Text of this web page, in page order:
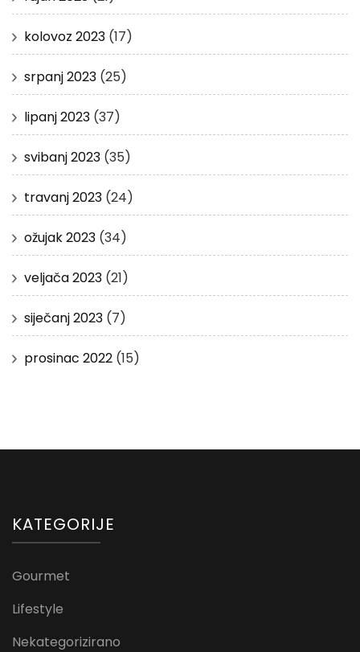
kolovoz 2023 (17)
srpanj 2023 (25)
lipanj 2023 (37)
svibanj 2023 (35)
travanj 2023 (24)
ožujak 2023 (34)
veljača 2023 (21)
siječanj 2023 (7)
prosinac 2022 (15)
KATEGORIJE
Gourmet
Lifestyle
Nekategorizirano